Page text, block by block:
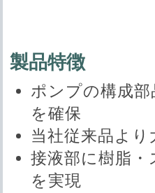
製品特徴
ポンプの構成
を確保
当社従来品よ
接液部に樹脂
を実現